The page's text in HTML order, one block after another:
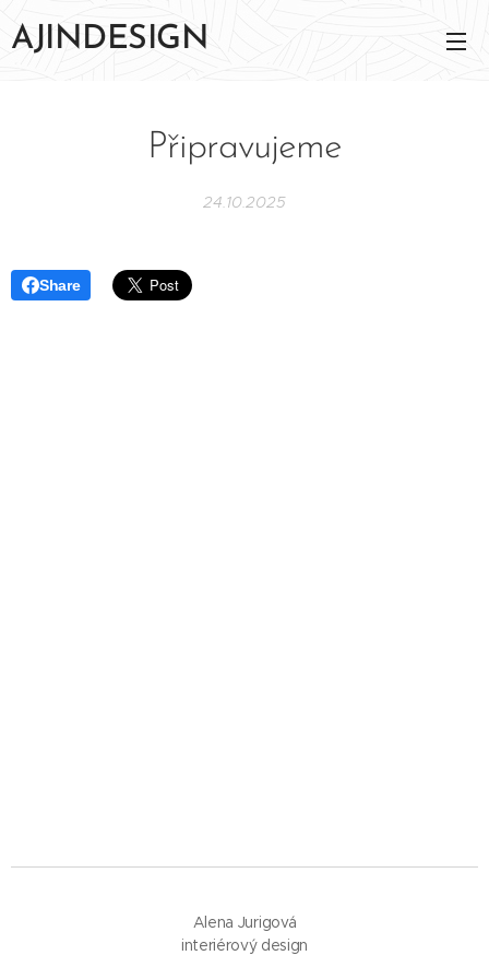
AJINDESIGN
Připravujeme
24.10.2025
Share
Alena Jurigová
interiérový design